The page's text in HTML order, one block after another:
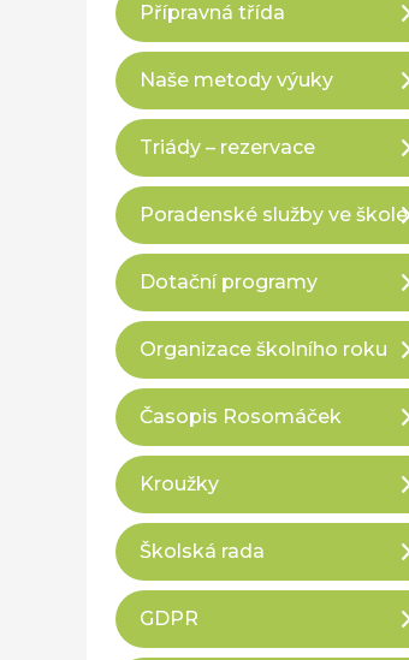
Přípravná třída
Naše metody výuky
Triády – rezervace
Poradenské služby ve škole
Dotační programy
Organizace školního roku
Časopis Rosomáček
Kroužky
Školská rada
GDPR